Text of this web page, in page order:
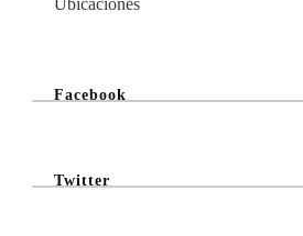
Ubicaciones
Facebook
Twitter